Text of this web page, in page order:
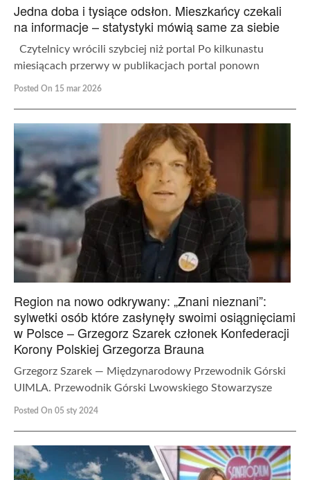
Jedna doba i tysiące odsłon. Mieszkańcy czekali
na informacje – statystyki mówią same za siebie
Czytelnicy wrócili szybciej niż portal Po kilkunastu
miesiącach przerwy w publikacjach portal ponown
Posted On 15 mar 2026
Region na nowo odkrywany: „Znani nieznani”:
sylwetki osób które zasłynęły swoimi osiągnięciami
w Polsce – Grzegorz Szarek członek Konfederacji
Korony Polskiej Grzegorza Brauna
Grzegorz Szarek — Międzynarodowy Przewodnik Górski
UIMLA. Przewodnik Górski Lwowskiego Stowarzysze
Posted On 05 sty 2024